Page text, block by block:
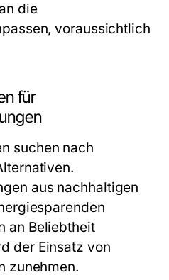
die
voraussichtlich
für
suchen nach
aus nachhaltigen
an Beliebtheit
der Einsatz von
zunehmen.